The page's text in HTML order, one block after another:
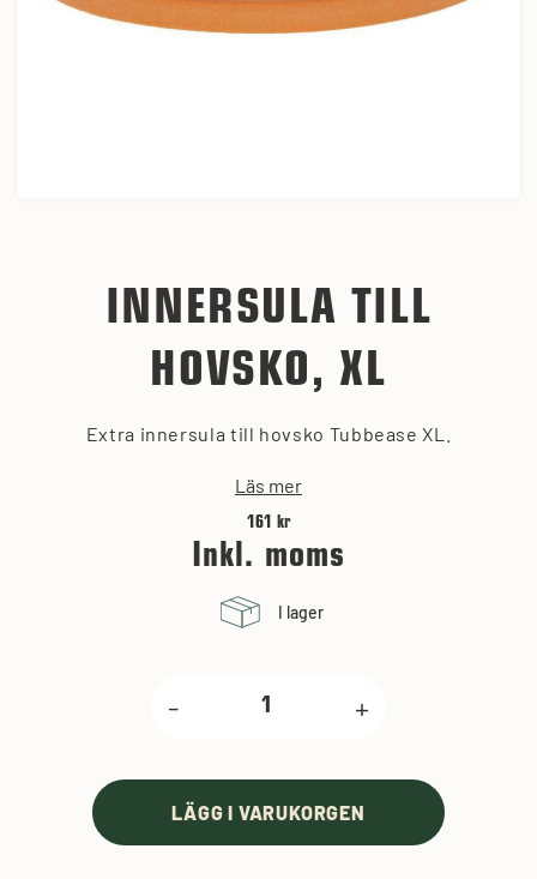
INNERSULA TILL
HOVSKO, XL
Extra innersula till hovsko Tubbease XL.
Läs mer
161 kr
Inkl. moms
I lager
- +
LÄGG I VARUKORGEN